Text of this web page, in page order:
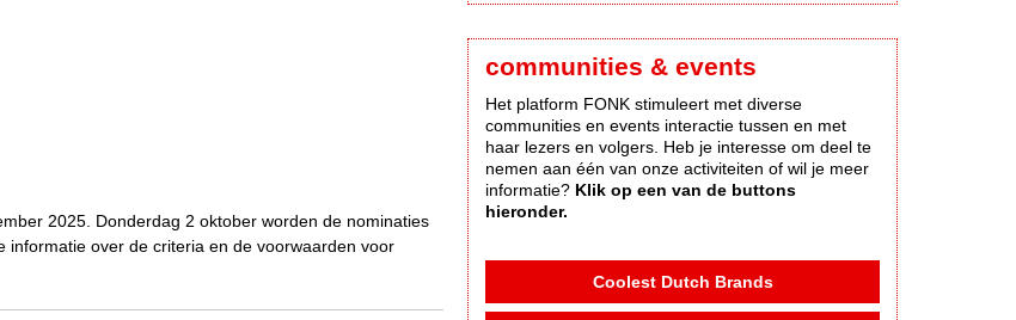
2025. Donderdag 2 oktober worden de nominaties
informatie over de criteria en de voorwaarden voor
communities & events
Het platform FONK stimuleert met diverse
communities en events interactie tussen en met
haar lezers en volgers. Heb je interesse om deel te
nemen aan één van onze activiteiten of wil je meer
informatie? Klik op een van de buttons
hieronder.
Coolest Dutch Brands